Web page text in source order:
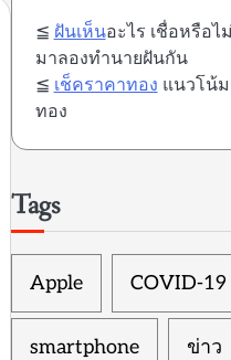
≦ ฝันเห็นอะไร เชื่อหรือ
มาลองทำนายฝันกัน
≦ เช็คราคาทอง แนวโน้
ทอง
Tags
Apple COVID-19
smartphone ข่าว